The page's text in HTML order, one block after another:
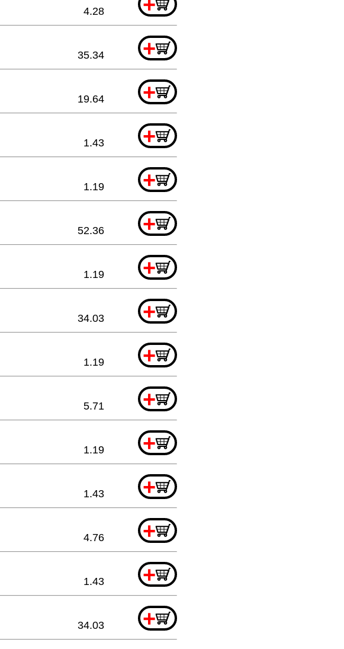
4.28
+
35.34
+
19.64
+
1.43
+
1.19
+
52.36
+
1.19
+
34.03
+
1.19
+
5.71
+
1.19
+
1.43
+
4.76
+
1.43
+
34.03